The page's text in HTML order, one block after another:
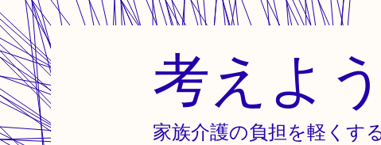
考えよ
家族介護の負担を軽くす